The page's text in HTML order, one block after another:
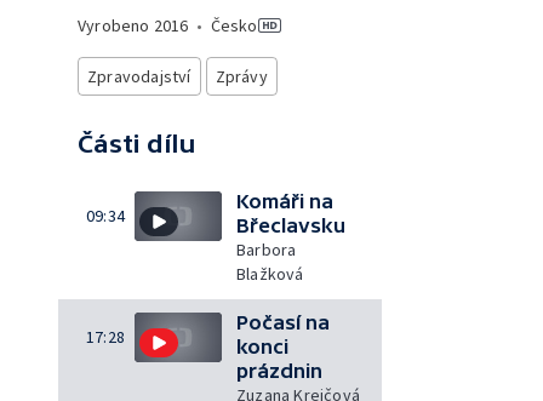
Vyrobeno 2016 • Česko
Zpravodajství Zprávy
Části dílu
09:34
Komáři na
Břeclavsku
Barbora
Blažková
17:28
Počasí na
konci
prázdnin
Zuzana Krejčová